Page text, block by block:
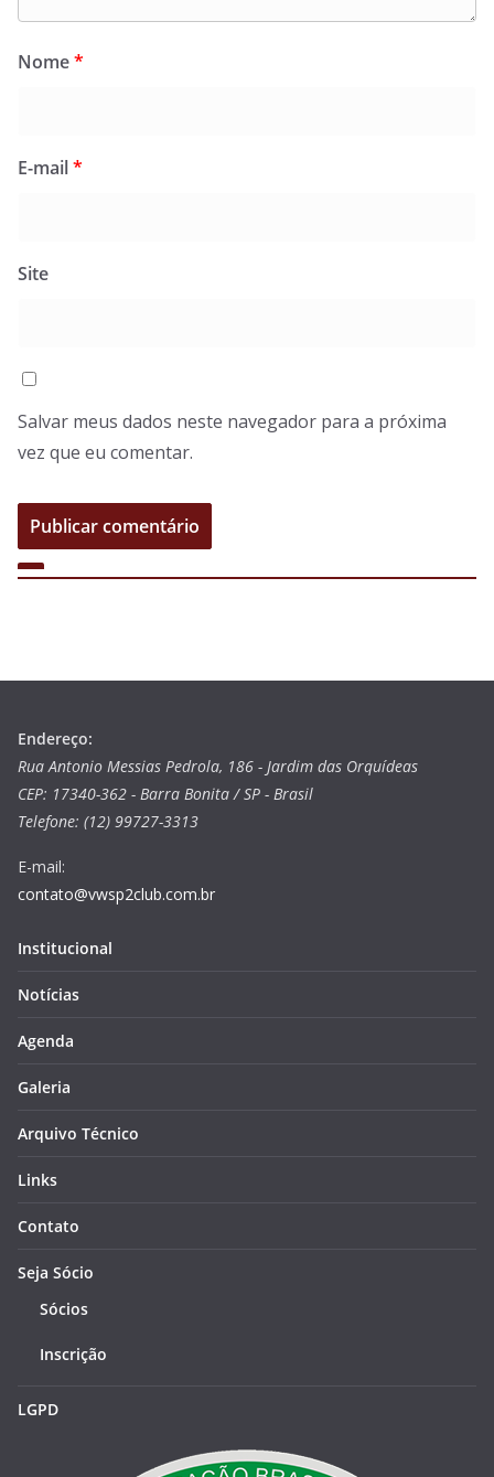
Nome*
E-mail*
Site
Salvar meus dados neste navegador para a próxima
vez que eu comentar.
Endereço:
Rua Antonio Messias Pedrola, 186 - Jardim das Orquídeas
CEP: 17340-362 - Barra Bonita / SP - Brasil
Telefone: (12) 99727-3313
E-mail:
contato@vwsp2club.com.br
Institucional
Notícias
Agenda
Galeria
Arquivo Técnico
Links
Contato
Seja Sócio
Sócios
Inscrição
LGPD